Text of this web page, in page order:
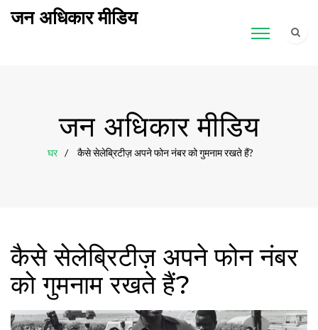
जन अधिकार मीडिय
जन अधिकार मीडिय
घर कैसे सेलेब्रिटीज़ अपने फोन नंबर को गुमनाम रखते हैं?
कैसे सेलेब्रिटीज़ अपने फोन नंबर
को गुमनाम रखते हैं?